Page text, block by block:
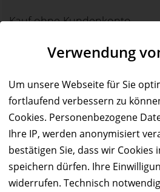
Verwendung
Um unsere Webseite für Sie
fortlaufend verbessern zu
Cookies. Personenbezogene
Ihre IP, werden anonymisiert
bestätigen Sie, dass wir Cookies
speichern dürfen. Ihre
widerrufen. Technisch
Kauf ohne Kundenkonto
Sie können bei uns einen Kauf auch
tätigen. Nach Abschluss des
Möglichkeit, Ihre Daten in einem
lassen.
Kauf über bestehendes